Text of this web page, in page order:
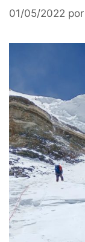
01/05/2022 por